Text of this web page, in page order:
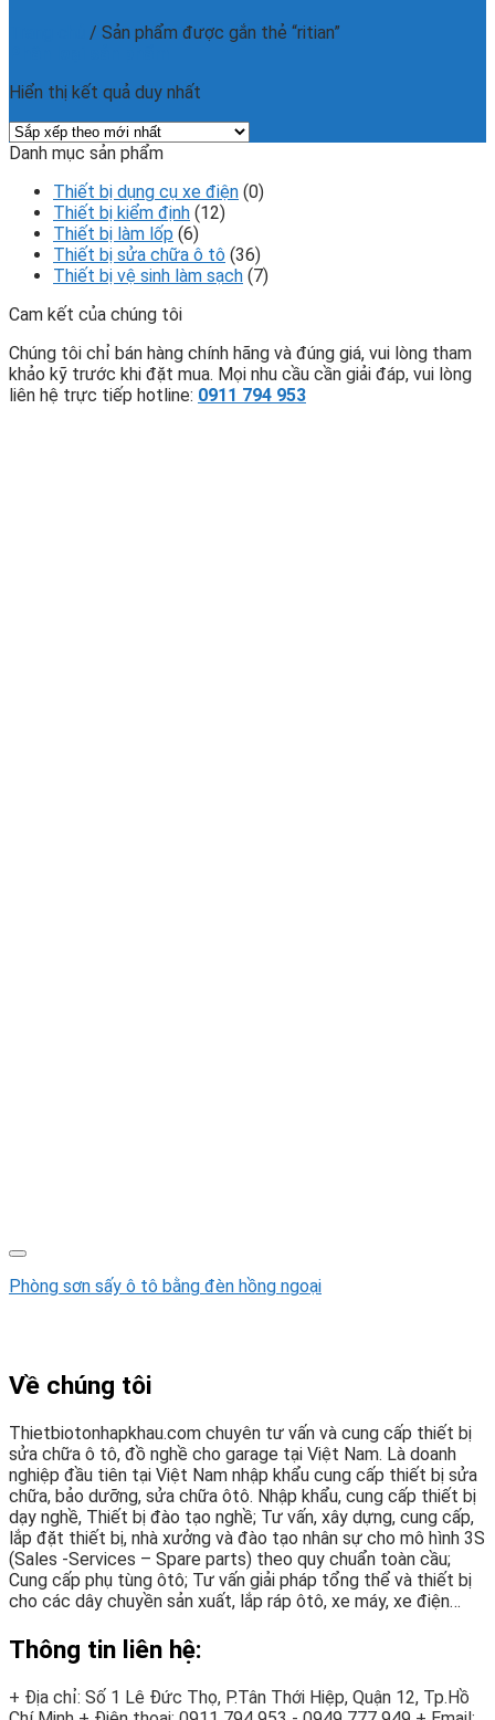
/ Sản phẩm được gắn thẻ “ritian”
Hiển thị kết quả duy nhất
Danh mục sản phẩm
Thiết bị dụng cụ xe điện (0)
Thiết bị kiểm định (12)
Thiết bị làm lốp (6)
Thiết bị sửa chữa ô tô (36)
Thiết bị vệ sinh làm sạch (7)
Cam kết của chúng tôi
Chúng tôi chỉ bán hàng chính hãng và đúng giá, vui lòng tham
khảo kỹ trước khi đặt mua. Mọi nhu cầu cần giải đáp, vui lòng
liên hệ trực tiếp hotline: 0911 794 953
Phòng sơn sấy ô tô bằng đèn hồng ngoại
Về chúng tôi
Thietbiotonhapkhau.com chuyên tư vấn và cung cấp thiết bị
sửa chữa ô tô, đồ nghề cho garage tại Việt Nam. Là doanh
nghiệp đầu tiên tại Việt Nam nhập khẩu cung cấp thiết bị sửa
chữa, bảo dưỡng, sửa chữa ôtô. Nhập khẩu, cung cấp thiết bị
dạy nghề, Thiết bị đào tạo nghề; Tư vấn, xây dựng, cung cấp,
lắp đặt thiết bị, nhà xưởng và đào tạo nhân sự cho mô hình 3S
(Sales -Services – Spare parts) theo quy chuẩn toàn cầu;
Cung cấp phụ tùng ôtô; Tư vấn giải pháp tổng thể và thiết bị
cho các dây chuyền sản xuất, lắp ráp ôtô, xe máy, xe điện…
Thông tin liên hệ:
+ Địa chỉ: Số 1 Lê Đức Thọ, P.Tân Thới Hiệp, Quận 12, Tp.Hồ